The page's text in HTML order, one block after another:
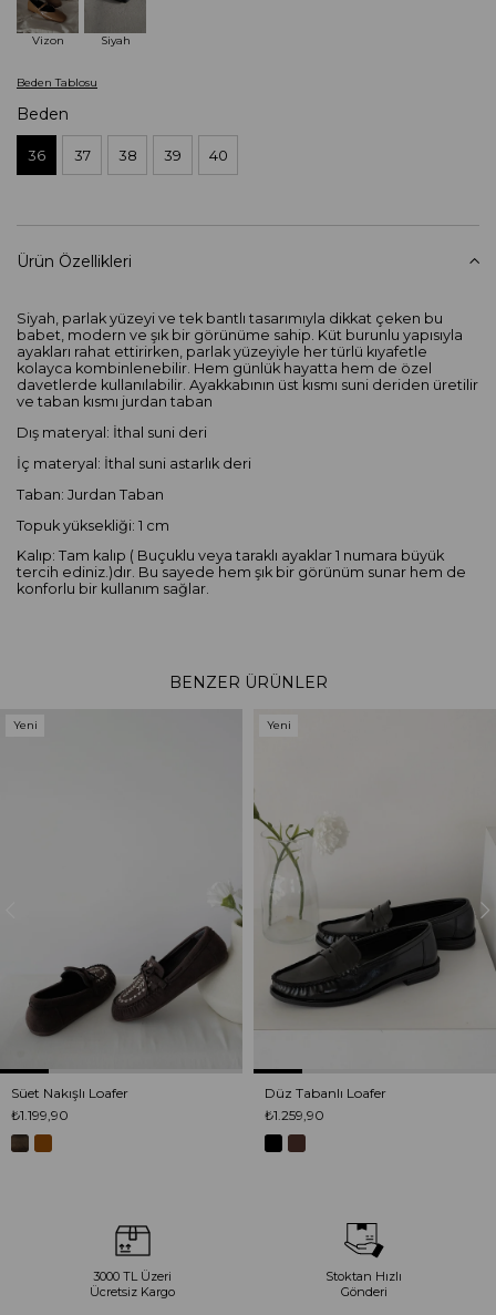
Vizon Siyah
Beden Tablosu
Beden
36 37 38 39 40
Ürün Özellikleri
Siyah, parlak yüzeyi ve tek bantlı tasarımıyla dikkat çeken bu
babet, modern ve şık bir görünüme sahip. Küt burunlu yapısıyla
ayakları rahat ettirirken, parlak yüzeyiyle her türlü kıyafetle
kolayca kombinlenebilir. Hem günlük hayatta hem de özel
davetlerde kullanılabilir. Ayakkabının üst kısmı suni deriden üretilir
ve taban kısmı jurdan taban
Dış materyal: İthal suni deri
İç materyal: İthal suni astarlık deri
Taban: Jurdan Taban
Topuk yüksekliği: 1 cm
Kalıp: Tam kalıp ( Buçuklu veya taraklı ayaklar 1 numara büyük
tercih ediniz.)dır. Bu sayede hem şık bir görünüm sunar hem de
konforlu bir kullanım sağlar.
BENZER ÜRÜNLER
Süet Nakışlı Loafer
₺1.199,90
Yeni
Düz Tabanlı Loafer
₺1.259,90
Yeni
3000 TL Üzeri
Ücretsiz Kargo
Stoktan Hızlı
Gönderi